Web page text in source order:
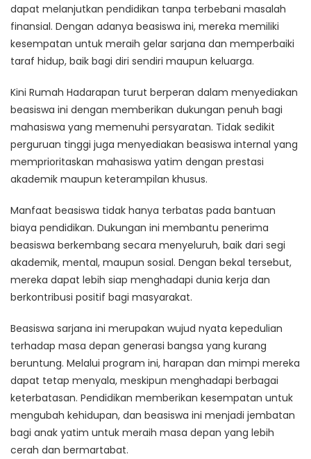
dapat melanjutkan pendidikan tanpa terbebani masalah
finansial. Dengan adanya beasiswa ini, mereka memiliki
kesempatan untuk meraih gelar sarjana dan memperbaiki
taraf hidup, baik bagi diri sendiri maupun keluarga.
Kini Rumah Hadarapan turut berperan dalam menyediakan
beasiswa ini dengan memberikan dukungan penuh bagi
mahasiswa yang memenuhi persyaratan. Tidak sedikit
perguruan tinggi juga menyediakan beasiswa internal yang
memprioritaskan mahasiswa yatim dengan prestasi
akademik maupun keterampilan khusus.
Manfaat beasiswa tidak hanya terbatas pada bantuan
biaya pendidikan. Dukungan ini membantu penerima
beasiswa berkembang secara menyeluruh, baik dari segi
akademik, mental, maupun sosial. Dengan bekal tersebut,
mereka dapat lebih siap menghadapi dunia kerja dan
berkontribusi positif bagi masyarakat.
Beasiswa sarjana ini merupakan wujud nyata kepedulian
terhadap masa depan generasi bangsa yang kurang
beruntung. Melalui program ini, harapan dan mimpi mereka
dapat tetap menyala, meskipun menghadapi berbagai
keterbatasan. Pendidikan memberikan kesempatan untuk
mengubah kehidupan, dan beasiswa ini menjadi jembatan
bagi anak yatim untuk meraih masa depan yang lebih
cerah dan bermartabat.